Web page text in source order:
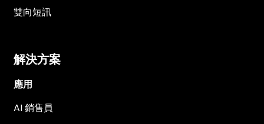
雙向短訊
解決方案
應用
AI 銷售員